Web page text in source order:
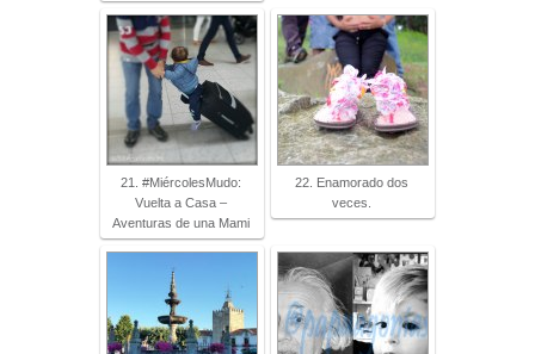
21. #MiércolesMudo:
Vuelta a Casa –
Aventuras de una Mami
22. Enamorado dos
veces.